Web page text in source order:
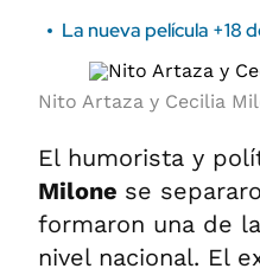
La nueva película +18
Nito Artaza y Cecilia
El humorista y
Milone se
formaron una de
nivel nacional. El